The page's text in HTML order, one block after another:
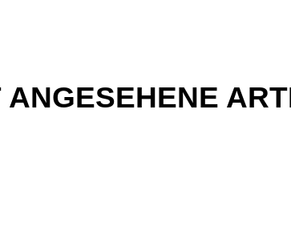
ANGESEHENE